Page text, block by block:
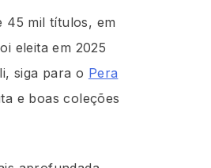
45 mil títulos, em
eleita em 2025
siga para o Pera
e boas coleções